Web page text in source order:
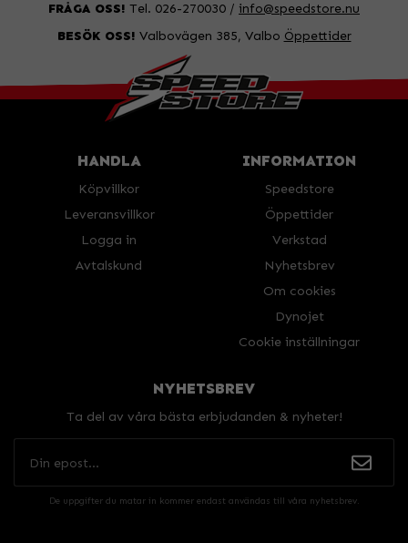
FRÅGA OSS! Tel. 026-270030 / info@speedstore.nu
BESÖK OSS! Valbovägen 385, Valbo Öppettider
HANDLA
Köpvillkor
Leveransvillkor
Logga in
Avtalskund
INFORMATION
Speedstore
Öppettider
Verkstad
Nyhetsbrev
Om cookies
Dynojet
Cookie inställningar
NYHETSBREV
Ta del av våra bästa erbjudanden & nyheter!
De uppgifter du matar in kommer endast användas till våra nyhetsbrev.